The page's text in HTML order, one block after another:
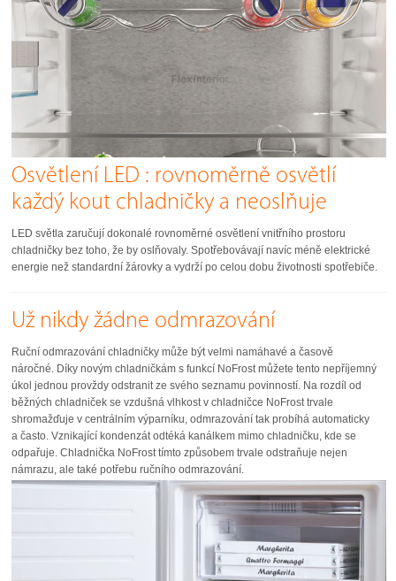
Osvětlení LED : rovnoměrně osvětlí
každý kout chladničky a neoslňuje
LED světla zaručují dokonalé rovnoměrné osvětlení vnitřního prostoru
chladničky bez toho, že by oslňovaly. Spotřebovávají navíc méně elektrické
energie než standardní žárovky a vydrží po celou dobu životnosti spotřebiče.
Už nikdy žádne odmrazování
Ruční odmrazování chladničky může být velmi namáhavé a časově
náročné. Díky novým chladničkám s funkcí NoFrost můžete tento nepříjemný
úkol jednou provždy odstranit ze svého seznamu povinností. Na rozdíl od
běžných chladniček se vzdušná vlhkost v chladničce NoFrost trvale
shromažďuje v centrálním výparníku, odmrazování tak probíhá automaticky
a často. Vznikající kondenzát odtéká kanálkem mimo chladničku, kde se
odpařuje. Chladnička NoFrost tímto způsobem trvale odstraňuje nejen
námrazu, ale také potřebu ručního odmrazování.